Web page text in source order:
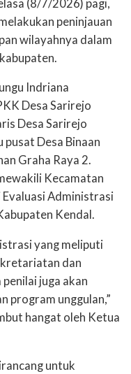
(8/7/2026) pagi,
peninjauan
wilayahnya dalam
Indriana
Desa Sarirejo
Desa Sarirejo
Desa Binaan
Graha Raya 2.
Kecamatan
Evaluasi Administrasi
Kendal.
yang meliputi
dan
juga akan
program unggulan,”
hangat oleh Ketua
untuk